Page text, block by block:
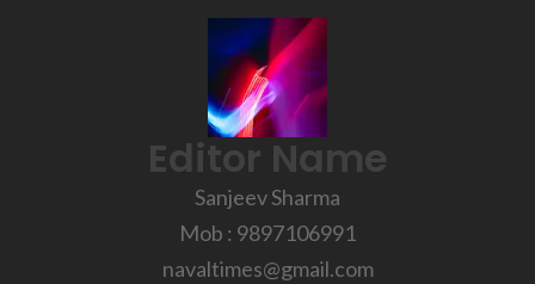
Editor Name
Sanjeev Sharma
Mob : 9897106991
navaltimes@gmail.com